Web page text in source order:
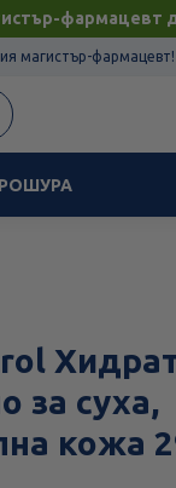
фармацевт
магистър-фармацевт!
за суха,
кожа